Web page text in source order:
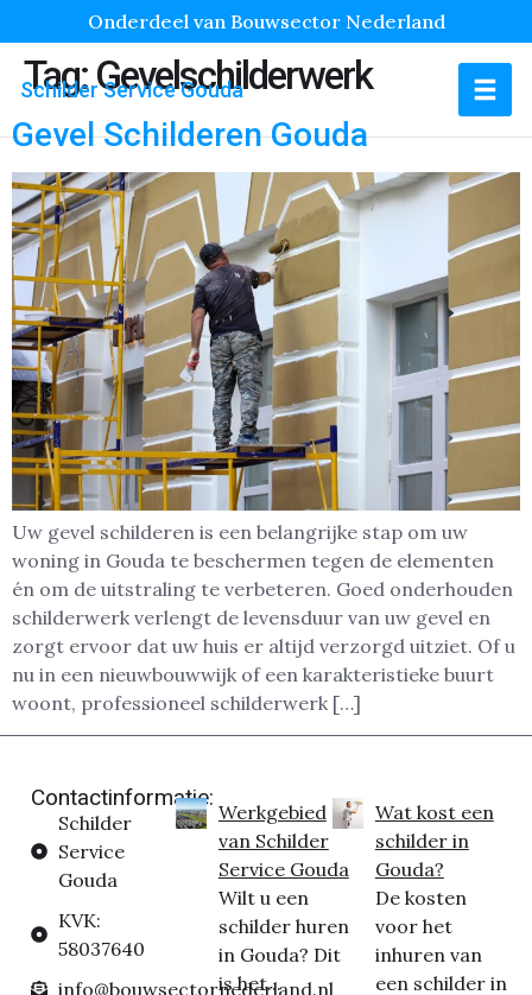
Onderdeel van Bouwsector Nederland
Schilder Service Gouda
Tag:Gevelschilderwerk
Gevel Schilderen Gouda
Uw gevel schilderen is een belangrijke stap om uw
woning in Gouda te beschermen tegen de elementen
én om de uitstraling te verbeteren. Goed onderhouden
schilderwerk verlengt de levensduur van uw gevel en
zorgt ervoor dat uw huis er altijd verzorgd uitziet. Of u
nu in een nieuwbouwwijk of een karakteristieke buurt
woont, professioneel schilderwerk […]
Contactinformatie:
Schilder
Service
Gouda
KVK:
58037640
info@bouwsectornederland.nl
Werkgebied
van Schilder
Service Gouda
Wilt u een
schilder huren
in Gouda? Dit
is het...
Wat kost een
schilder in
Gouda?
De kosten
voor het
inhuren van
een schilder in